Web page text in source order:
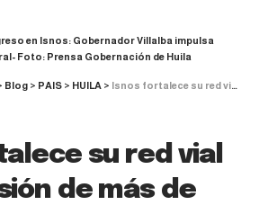
en Isnos: Gobernador Villalba impulsa
Foto: Prensa Gobernación de Huila
Blog > PAIS > HUILA > Isnos fortalece su red vial con inversión de más de $600 millones para placa huella rural
su red vial
de más de